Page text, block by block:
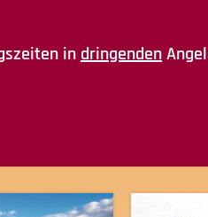
in dringenden